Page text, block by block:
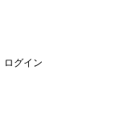
ログイン